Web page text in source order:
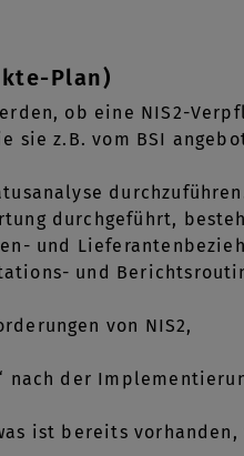
Plan)
ob eine NIS2-
sie z.B. vom BSI
durchgeführt,
und
und
von NIS2,
der
ist bereits